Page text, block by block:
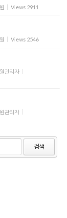
Views 2911
Views 2546
관리자
관리자
검색